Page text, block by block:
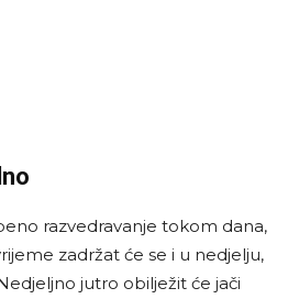
razvedravanje tokom dana,
zadržat će se i u nedjelju,
jutro obilježit će jači